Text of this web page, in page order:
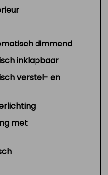
dimmend
inklapbaar
verstel- en
met